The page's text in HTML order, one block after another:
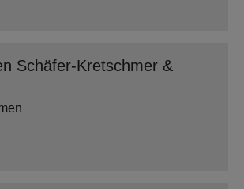
Schäfer-Kretschmer &